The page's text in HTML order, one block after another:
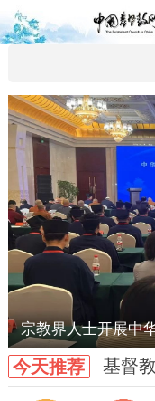
宗教界人士开展中
今天推荐 基督